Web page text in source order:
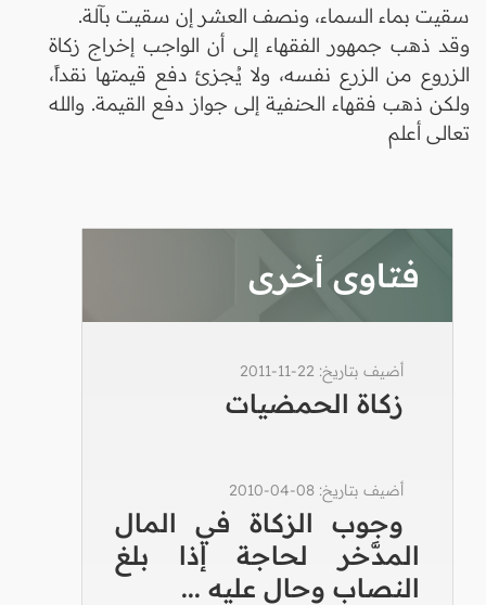
سقيت بماء السماء، ونصف العشر إن سقيت بآلة.
وقد ذهب جمهور الفقهاء إلى أن الواجب إخراج زكاة
الزروع من الزرع نفسه، ولا يُجزئ دفع قيمتها نقداً،
ولكن ذهب فقهاء الحنفية إلى جواز دفع القيمة. والله
تعالى أعلم
فتاوى أخرى
أضيف بتاريخ: 22-11-2011
زكاة الحمضيات
أضيف بتاريخ: 08-04-2010
وجوب الزكاة في المال
المدَّخر لحاجة إذا بلغ
النصاب وحال عليه ...